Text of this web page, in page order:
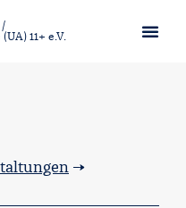
/
11+ e.V.
→